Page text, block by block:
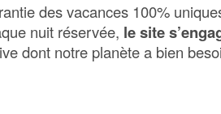
des vacances 100%
nuit réservée, le site
dont notre planète a bien